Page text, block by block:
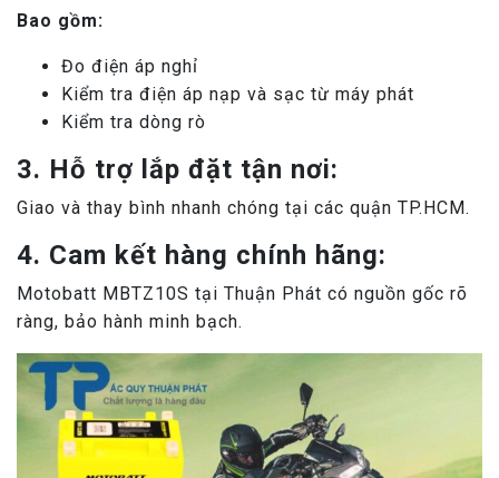
Bao gồm:
Đo điện áp nghỉ
Kiểm tra điện áp nạp và sạc từ máy phát
Kiểm tra dòng rò
3. Hỗ trợ lắp đặt tận nơi:
Giao và thay bình nhanh chóng tại các quận TP.HCM.
4. Cam kết hàng chính hãng:
Motobatt MBTZ10S tại Thuận Phát có nguồn gốc rõ
ràng, bảo hành minh bạch.